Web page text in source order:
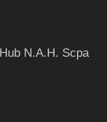
N.A.H. Scpa